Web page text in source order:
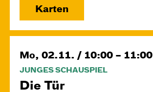
Karten
Mo, 02.11. / 10:00 – 11:00
JUNGES SCHAUSPIEL
Die Tür